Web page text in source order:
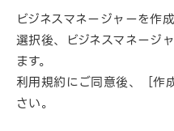
ビジネスマネージャーを作
選択後、ビジネスマネージ
ます。
利用規約にご同意後、［作
さい。